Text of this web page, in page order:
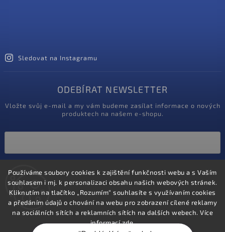
Používáme soubory cookies k zajištění funkčnosti webu a s Vaším
souhlasem i mj. k personalizaci obsahu našich webových stránek.
Kliknutím na tlačítko „Rozumím“ souhlasíte s využívaním cookies
a předáním údajů o chování na webu pro zobrazení cílené reklamy
na sociálních sítích a reklamních sítích na dalších webech. Více
informacízde.
Sledovat na Instagramu
ODEBÍRAT NEWSLETTER
Vložte svůj e-mail a my vám budeme zasílat informace o nových
produktech na našem e-shopu.
podmínkami ochrany osobních údajů
Přihlásit se